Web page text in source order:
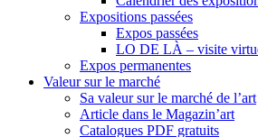
Expositions passées
Expos passées
LO DE LÀ – visite
Expos permanentes
Valeur sur le marché
Sa valeur sur le marché de l’art
Article dans le Magazin’art
Catalogues PDF gratuits